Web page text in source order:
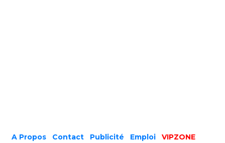
A Propos Contact Publicité Emploi
VIPZONE